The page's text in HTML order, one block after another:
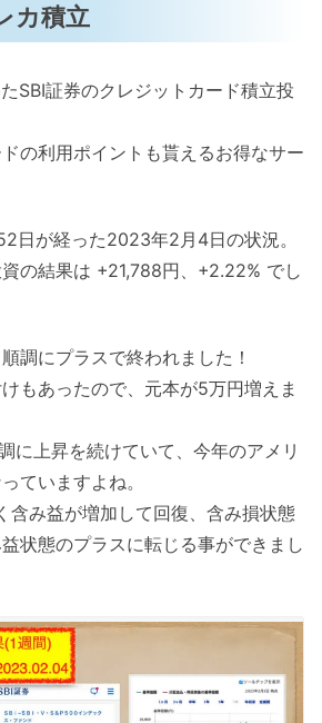
カ積立
SBI証券のクレジットカード積立投
の利用ポイントも貰えるお得なサー
日が経った2023年2月4日の状況。
の結果は +21,788円、+2.22% でし
調にプラスで終われました！
もあったので、元本が5万円増えま
に上昇を続けていて、今年のアメリ
ていますよね。
含み益が増加して回復、含み損状態
状態のプラスに転じる事ができまし